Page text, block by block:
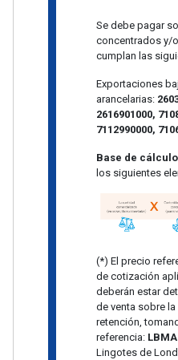
Se debe pagar
concentrados y/
cumplan las
Exportaciones
arancelarias:
2616901000,
7112990000,
Base de cálculo
los siguientes
(*) El precio
de cotización
deberán estar
de venta sobre
retención,
referencia: LBMA
Lingotes de